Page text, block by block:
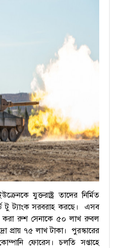
যুক্তরাষ্ট্র তাদের নির্মিত
টু ট্যাংক সরবরাহ করছে। এসব
করা রুশ সেনাকে ৫০ লাখ রুবল
প্রায় ৭৫ লাখ টাকা। পুরস্কারের
ফোরেস। চলতি সপ্তাহে